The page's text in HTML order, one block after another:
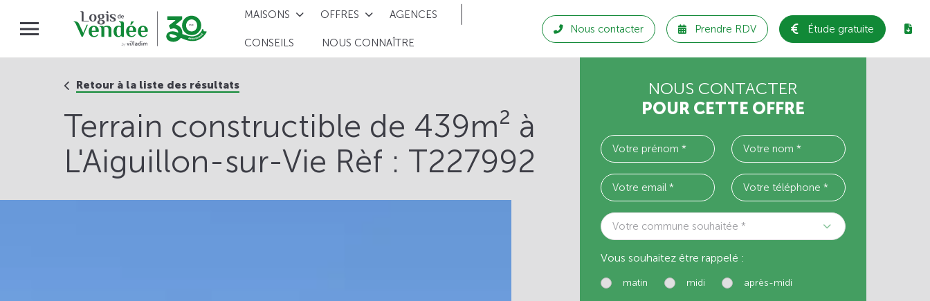
MAISONS OFFRES AGENCES
CONSEILS NOUS CONNAÎTRE
Nous contacter Prendre RDV Étude gratuite
Retour à la liste des résultats
Terrain constructible de 439m² à
L'Aiguillon-sur-Vie Rèf : T227992
NOUS CONTACTER
POUR CETTE OFFRE
Votre commune souhaitée *
Vous souhaitez être rappelé :
matin midi après-midi